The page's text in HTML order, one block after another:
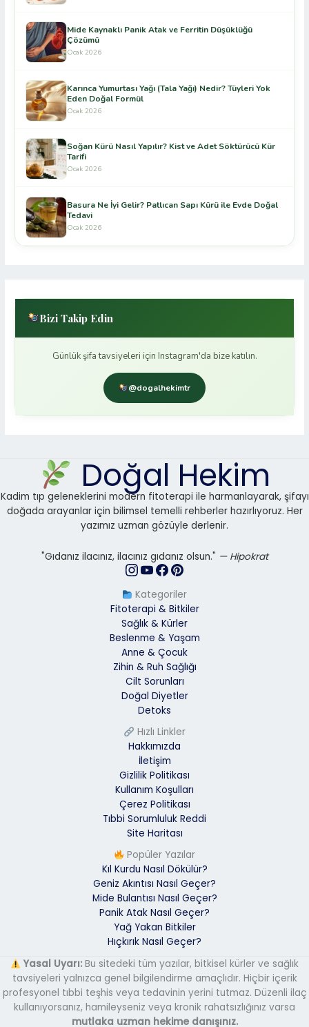
Mide Kaynaklı Panik Atak ve Ferritin Düşüklüğü
Çözümü
Ocak 2026
Karınca Yumurtası Yağı (Tala Yağı) Nedir? Tüyleri Yok
Eden Doğal Formül
Ocak 2026
Soğan Kürü Nasıl Yapılır? Kist ve Adet Söktürücü Kür
Tarifi
Ocak 2026
Basura Ne İyi Gelir? Patlıcan Sapı Kürü ile Evde Doğal
Tedavi
Ocak 2026
Bizi Takip Edin
Günlük şifa tavsiyeleri için Instagram'da bize katılın.
@dogalhekimtr
Doğal Hekim
Kadim tıp geleneklerini modern fitoterapi ile harmanlayarak, şifayı
doğada arayanlar için bilimsel temelli rehberler hazırlıyoruz. Her
yazımız uzman gözüyle derlenir.
"Gıdanız ilacınız, ilacınız gıdanız olsun." — Hipokrat
Kategoriler
Fitoterapi & Bitkiler
Sağlık & Kürler
Beslenme & Yaşam
Anne & Çocuk
Zihin & Ruh Sağlığı
Cilt Sorunları
Doğal Diyetler
Detoks
Hızlı Linkler
Hakkımızda
İletişim
Gizlilik Politikası
Kullanım Koşulları
Çerez Politikası
Tıbbi Sorumluluk Reddi
Site Haritası
Popüler Yazılar
Kıl Kurdu Nasıl Dökülür?
Geniz Akıntısı Nasıl Geçer?
Mide Bulantısı Nasıl Geçer?
Panik Atak Nasıl Geçer?
Yağ Yakan Bitkiler
Hıçkırık Nasıl Geçer?
Yasal Uyarı: Bu sitedeki tüm yazılar, bitkisel kürler ve sağlık
tavsiyeleri yalnızca genel bilgilendirme amaçlıdır. Hiçbir içerik
profesyonel tıbbi teşhis veya tedavinin yerini tutmaz. Düzenli ilaç
kullanıyorsanız, hamileyseniz veya kronik rahatsızlığınız varsa
mutlaka uzman hekime danışınız.